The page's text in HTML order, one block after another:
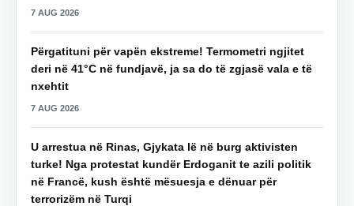
7 AUG 2026
Përgatituni për vapën ekstreme! Termometri ngjitet
deri në 41°C në fundjavë, ja sa do të zgjasë vala e të
nxehtit
7 AUG 2026
U arrestua në Rinas, Gjykata lë në burg aktivisten
turke! Nga protestat kundër Erdoganit te azili politik
në Francë, kush është mësuesja e dënuar për
terrorizëm në Turqi